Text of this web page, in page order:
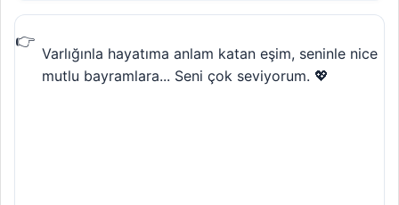
Varlığınla hayatıma anlam katan eşim, seninle nice
mutlu bayramlara... Seni çok seviyorum. 💖